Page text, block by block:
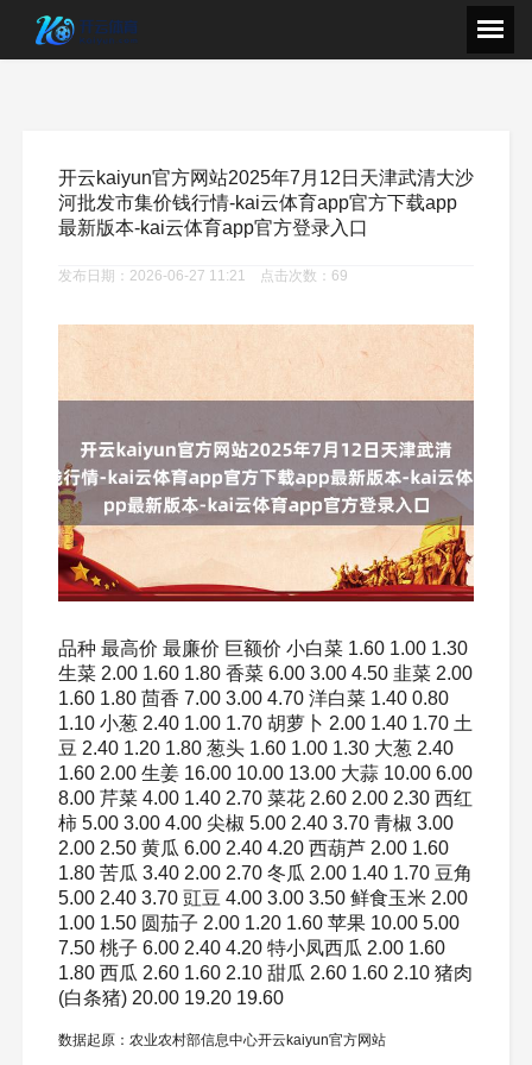
开云kaiyun官方网站2025年7月12日天津武清大沙
河批发市集价钱行情-kai云体育app官方下载app
最新版本-kai云体育app官方登录入口
发布日期：2026-06-27 11:21 点击次数：69
品种 最高价 最廉价 巨额价 小白菜 1.60 1.00 1.30
生菜 2.00 1.60 1.80 香菜 6.00 3.00 4.50 韭菜 2.00
1.60 1.80 茴香 7.00 3.00 4.70 洋白菜 1.40 0.80
1.10 小葱 2.40 1.00 1.70 胡萝卜 2.00 1.40 1.70 土
豆 2.40 1.20 1.80 葱头 1.60 1.00 1.30 大葱 2.40
1.60 2.00 生姜 16.00 10.00 13.00 大蒜 10.00 6.00
8.00 芹菜 4.00 1.40 2.70 菜花 2.60 2.00 2.30 西红
柿 5.00 3.00 4.00 尖椒 5.00 2.40 3.70 青椒 3.00
2.00 2.50 黄瓜 6.00 2.40 4.20 西葫芦 2.00 1.60
1.80 苦瓜 3.40 2.00 2.70 冬瓜 2.00 1.40 1.70 豆角
5.00 2.40 3.70 豇豆 4.00 3.00 3.50 鲜食玉米 2.00
1.00 1.50 圆茄子 2.00 1.20 1.60 苹果 10.00 5.00
7.50 桃子 6.00 2.40 4.20 特小凤西瓜 2.00 1.60
1.80 西瓜 2.60 1.60 2.10 甜瓜 2.60 1.60 2.10 猪肉
(白条猪) 20.00 19.20 19.60
数据起原：农业农村部信息中心开云kaiyun官方网站